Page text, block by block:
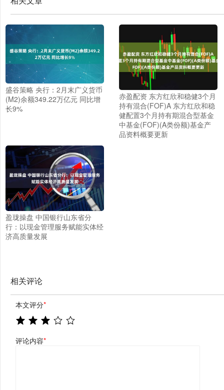
盛谷策略 央行：2月末广义货币
(M2)余额349.22万亿元 同比增
长9%
赤盈配资 东方红欣和稳健3个月
持有混合(FOF)A 东方红欣和稳
健配置3个月持有期混合型基金
中基金(FOF)(A类份额)基金产
品资料概要更新
盈珑操盘 中国银行山东省分
行：以现金管理服务赋能实体经
济高质量发展
相关评论
本文评分*
评论内容*